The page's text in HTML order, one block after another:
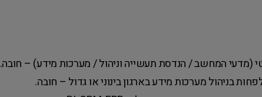
(מדעי המחשב / הנדסת תעשייה וניהול / מערכות מידע) – חובה.